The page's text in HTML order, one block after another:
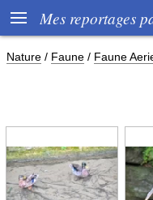
 Mes reportages
Nature / Faune / Faune